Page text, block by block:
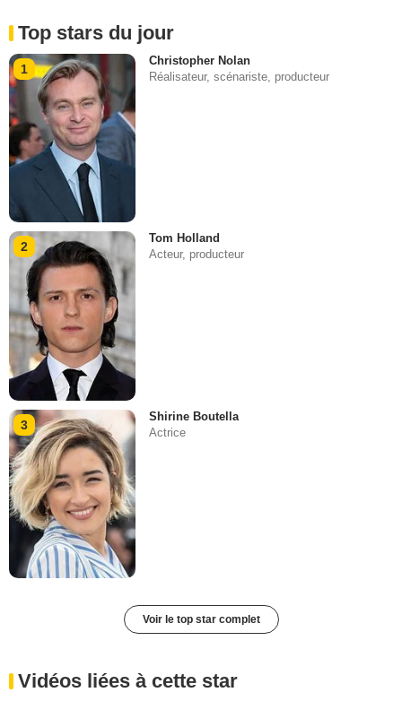
Top stars du jour
1
Christopher Nolan
Réalisateur, scénariste, producteur
2
Tom Holland
Acteur, producteur
3
Shirine Boutella
Actrice
Voir le top star complet
Vidéos liées à cette star